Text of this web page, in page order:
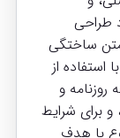
طراحی
متن ساختگی
استفاده از
و
برای شرایط
با هدف